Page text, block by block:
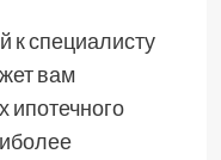
к специалисту
вам
ипотечного